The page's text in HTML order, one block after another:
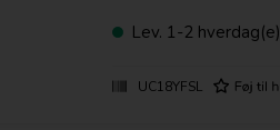
Lev. 1-2 hverdag(e)
UC18YFSL